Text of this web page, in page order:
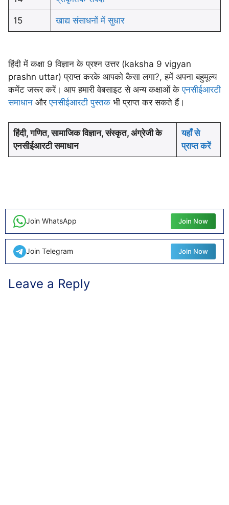
15 खाद्य संसाधनों में सुधार
हिंदी में कक्षा 9 विज्ञान के प्रश्न उत्तर (kaksha 9 vigyan
prashn uttar) प्राप्त करके आपको कैसा लगा?, हमें अपना बहुमूल्य
कमेंट जरूर करें। आप हमारी वेबसाइट से अन्य कक्षाओं केएनसीईआरटी
समाधान औरएनसीईआरटी पुस्तक भी प्राप्त कर सकते हैं।
हिंदी, गणित, सामाजिक विज्ञान, संस्कृत, अंग्रेजी के
एनसीईआरटी समाधान
यहाँ से
प्राप्त करें
Join WhatsApp Join Now
Join Telegram Join Now
Leave a Reply